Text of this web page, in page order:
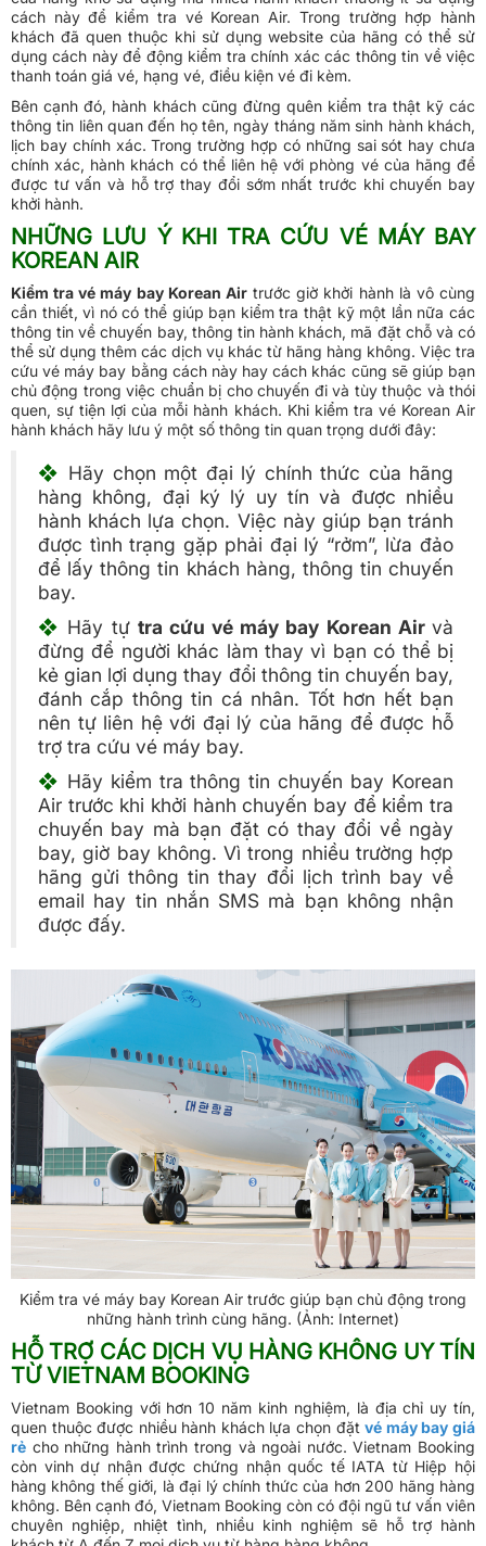
cách này để kiểm tra vé Korean Air. Trong trường hợp hành
khách đã quen thuộc khi sử dụng website của hãng có thể sử
dụng cách này để động kiểm tra chính xác các thông tin về việc
thanh toán giá vé, hạng vé, điều kiện vé đi kèm.
Bên cạnh đó, hành khách cũng đừng quên kiểm tra thật kỹ các
thông tin liên quan đến họ tên, ngày tháng năm sinh hành khách,
lịch bay chính xác. Trong trường hợp có những sai sót hay chưa
chính xác, hành khách có thể liên hệ với phòng vé của hãng để
được tư vấn và hỗ trợ thay đổi sớm nhất trước khi chuyến bay
khởi hành.
NHỮNG LƯU Ý KHI TRA CỨU VÉ MÁY BAY
KOREAN AIR
Kiểm tra vé máy bay Korean Airtrước giờ khởi hành là vô cùng
cần thiết, vì nó có thể giúp bạn kiểm tra thật kỹ một lần nữa các
thông tin về chuyến bay, thông tin hành khách, mã đặt chỗ và có
thể sử dụng thêm các dịch vụ khác từ hãng hàng không. Việc tra
cứu vé máy bay bằng cách này hay cách khác cũng sẽ giúp bạn
chủ động trong việc chuẩn bị cho chuyến đi và tùy thuộc và thói
quen, sự tiện lợi của mỗi hành khách. Khi kiểm tra vé Korean Air
hành khách hãy lưu ý một số thông tin quan trọng dưới đây:
❖ Hãy chọn một đại lý chính thức của hãng
hàng không, đại ký lý uy tín và được nhiều
hành khách lựa chọn. Việc này giúp bạn tránh
được tình trạng gặp phải đại lý “rởm”, lừa đảo
để lấy thông tin khách hàng, thông tin chuyến
bay.
❖ Hãy tự tra cứu vé máy bay Korean Airvà
đừng để người khác làm thay vì bạn có thể bị
kẻ gian lợi dụng thay đổi thông tin chuyến bay,
đánh cắp thông tin cá nhân. Tốt hơn hết bạn
nên tự liên hệ với đại lý của hãng để được hỗ
trợ tra cứu vé máy bay.
❖ Hãy kiểm tra thông tin chuyến bay Korean
Air trước khi khởi hành chuyến bay để kiểm tra
chuyến bay mà bạn đặt có thay đổi về ngày
bay, giờ bay không. Vì trong nhiều trường hợp
hãng gửi thông tin thay đổi lịch trình bay về
email hay tin nhắn SMS mà bạn không nhận
được đấy.
Kiểm tra vé máy bay Korean Air trước giúp bạn chủ động trong
những hành trình cùng hãng. (Ảnh: Internet)
HỖ TRỢ CÁC DỊCH VỤ HÀNG KHÔNG UY TÍN
TỪ VIETNAM BOOKING
Vietnam Booking với hơn 10 năm kinh nghiệm, là địa chỉ uy tín,
quen thuộc được nhiều hành khách lựa chọn đặtvé máy bay giá
rẻ cho những hành trình trong và ngoài nước. Vietnam Booking
còn vinh dự nhận được chứng nhận quốc tế IATA từ Hiệp hội
hàng không thế giới, là đại lý chính thức của hơn 200 hãng hàng
không. Bên cạnh đó, Vietnam Booking còn có đội ngũ tư vấn viên
chuyên nghiệp, nhiệt tình, nhiều kinh nghiệm sẽ hỗ trợ hành